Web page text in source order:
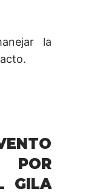
la
POR
GILA